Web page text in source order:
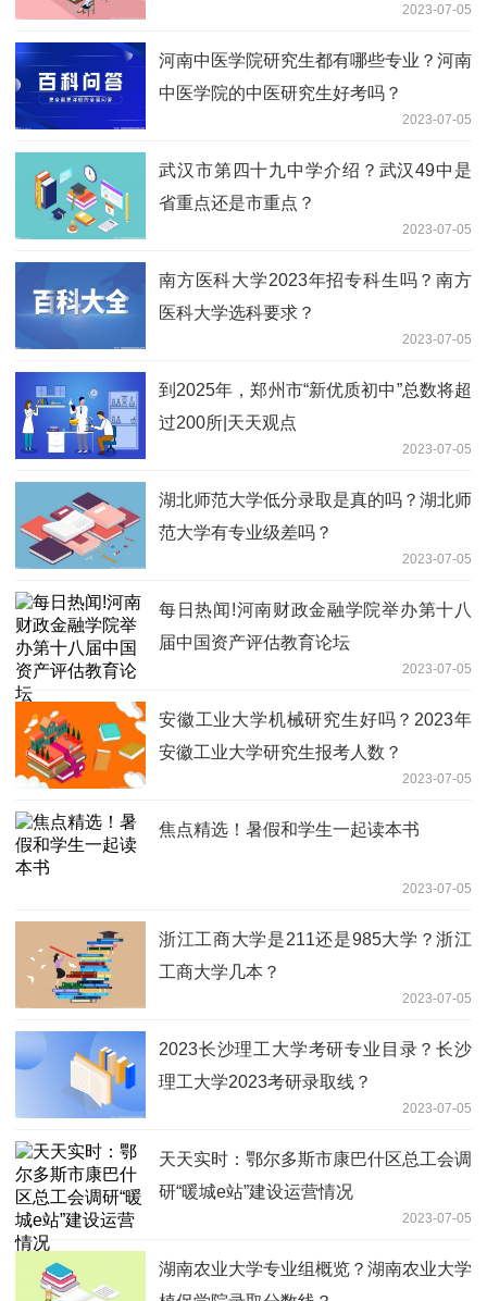
2023-07-05
河南中医学院研究生都有哪些专业？河南
中医学院的中医研究生好考吗？
2023-07-05
武汉市第四十九中学介绍？武汉49中是
省重点还是市重点？
2023-07-05
南方医科大学2023年招专科生吗？南方
医科大学选科要求？
2023-07-05
到2025年，郑州市“新优质初中”总数将超
过200所|天天观点
2023-07-05
湖北师范大学低分录取是真的吗？湖北师
范大学有专业级差吗？
2023-07-05
每日热闻!河南财政金融学院举办第十八
届中国资产评估教育论坛
2023-07-05
安徽工业大学机械研究生好吗？2023年
安徽工业大学研究生报考人数？
2023-07-05
焦点精选！暑假和学生一起读本书
2023-07-05
浙江工商大学是211还是985大学？浙江
工商大学几本？
2023-07-05
2023长沙理工大学考研专业目录？长沙
理工大学2023考研录取线？
2023-07-05
天天实时：鄂尔多斯市康巴什区总工会调
研“暖城e站”建设运营情况
2023-07-05
湖南农业大学专业组概览？湖南农业大学